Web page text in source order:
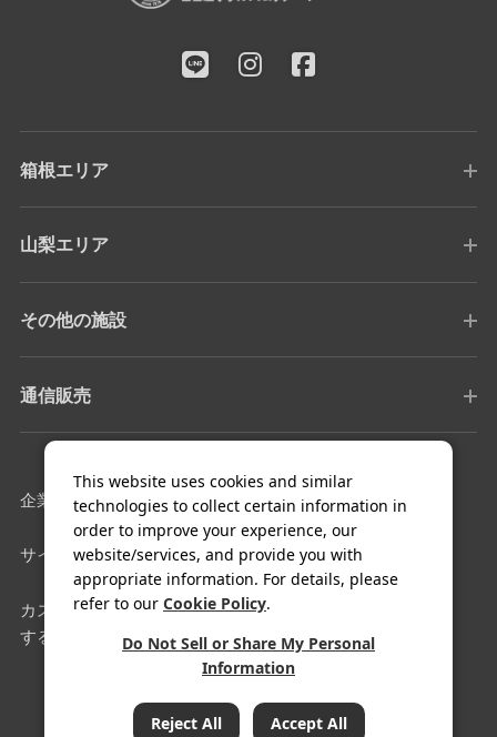
箱根エリア
山梨エリア
その他の施設
通信販売
企業情報 採用情報
サイトマップ 利用規約
カスタマーハラスメントに対
する基本方針
クッキー設定
COPYRIGHT© FUJIYA HOTEL Co.,Ltd. All Rights Reserved.
This website uses cookies and similar
technologies to collect certain information in
order to improve your experience, our
website/services, and provide you with
appropriate information. For details, please
refer to our Cookie Policy.
Do Not Sell or Share My Personal
Information
Reject All Accept All